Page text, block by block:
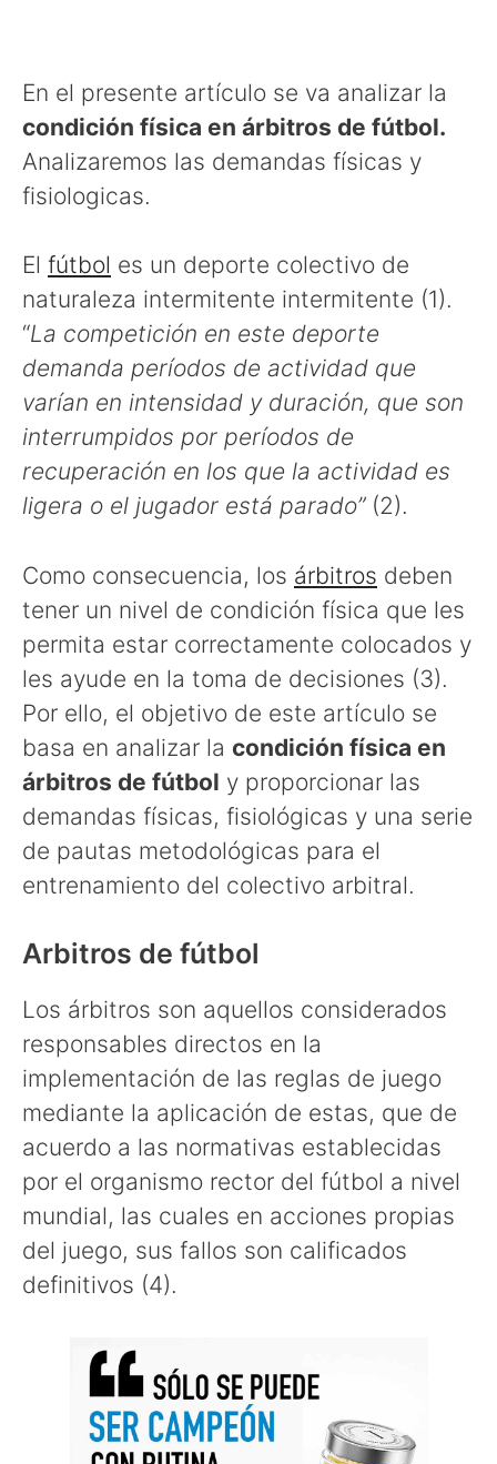
En el presente artículo se va analizar la
condición física en árbitros de fútbol.
Analizaremos las demandas físicas y
fisiologicas.
El fútbol es un deporte colectivo de
naturaleza intermitente intermitente (1).
“La competición en este deporte
demanda períodos de actividad que
varían en intensidad y duración, que son
interrumpidos por períodos de
recuperación en los que la actividad es
ligera o el jugador está parado”(2).
Como consecuencia, los árbitros deben
tener un nivel de condición física que les
permita estar correctamente colocados y
les ayude en la toma de decisiones (3).
Por ello, el objetivo de este artículo se
basa en analizar la condición física en
árbitros de fútbol y proporcionar las
demandas físicas, fisiológicas y una serie
de pautas metodológicas para el
entrenamiento del colectivo arbitral.
Arbitros de fútbol
Los árbitros son aquellos considerados
responsables directos en la
implementación de las reglas de juego
mediante la aplicación de estas, que de
acuerdo a las normativas establecidas
por el organismo rector del fútbol a nivel
mundial, las cuales en acciones propias
del juego, sus fallos son calificados
definitivos (4).